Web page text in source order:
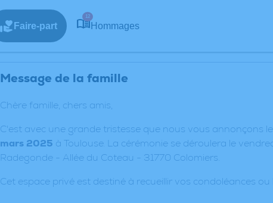
Faire-part
12
Hommages
Message de la famille
Chère famille, chers amis,
C'est avec une grande tristesse que nous vous annonçons
mars 2025 à Toulouse. La cérémonie se déroulera le
Radegonde - Allée du Coteau - 31770 Colomiers.
Cet espace privé est destiné à recueillir vos condoléances